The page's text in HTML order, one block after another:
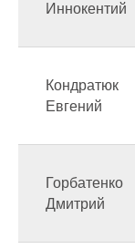
Иннокентий
Кондратюк
Евгений
Горбатенко
Дмитрий